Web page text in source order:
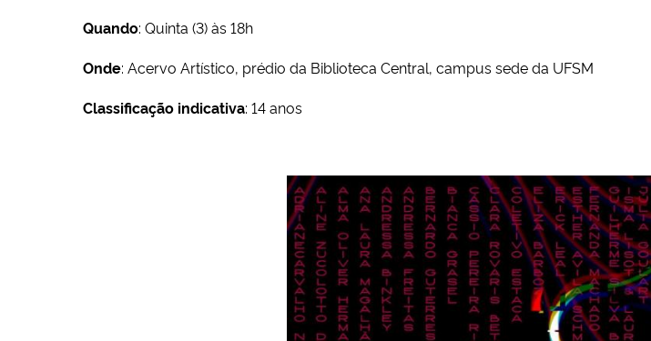
Quando: Quinta (3) às 18h
Onde: Acervo Artístico, prédio da Biblioteca Central, campus sede da UFSM
Classificação indicativa: 14 anos